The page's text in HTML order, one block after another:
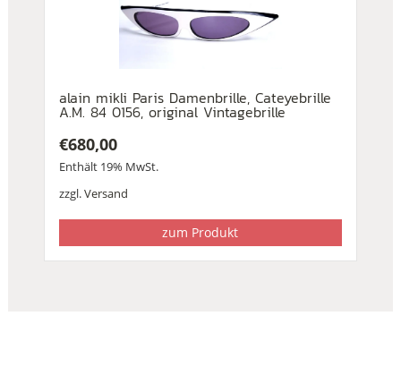
alain mikli Paris Damenbrille, Cateyebrille
A.M. 84 0156, original Vintagebrille
€680,00
Enthält 19% MwSt.
zzgl.Versand
zum Produkt